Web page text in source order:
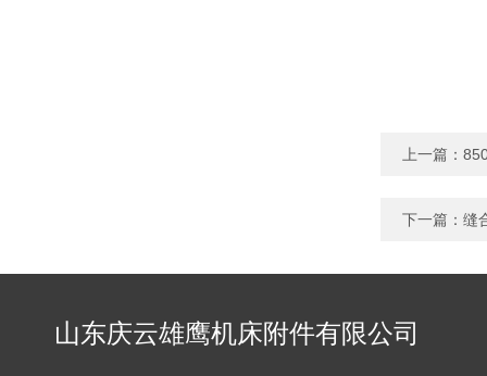
上一篇：
下一篇： 缝
山东庆云雄鹰机床附件有限公司